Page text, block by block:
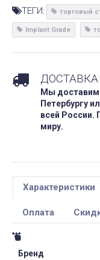
ТЕГИ: торговый
Implant Grade
Мы доставим
Петербургу
всей России.
миру.
Характеристики
Оплата
Бренд